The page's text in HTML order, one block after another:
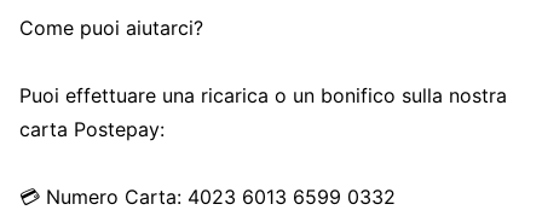
Come puoi aiutarci?
Puoi effettuare una ricarica o un bonifico sulla nostra
carta Postepay:
💳 Numero Carta: 4023 6013 6599 0332